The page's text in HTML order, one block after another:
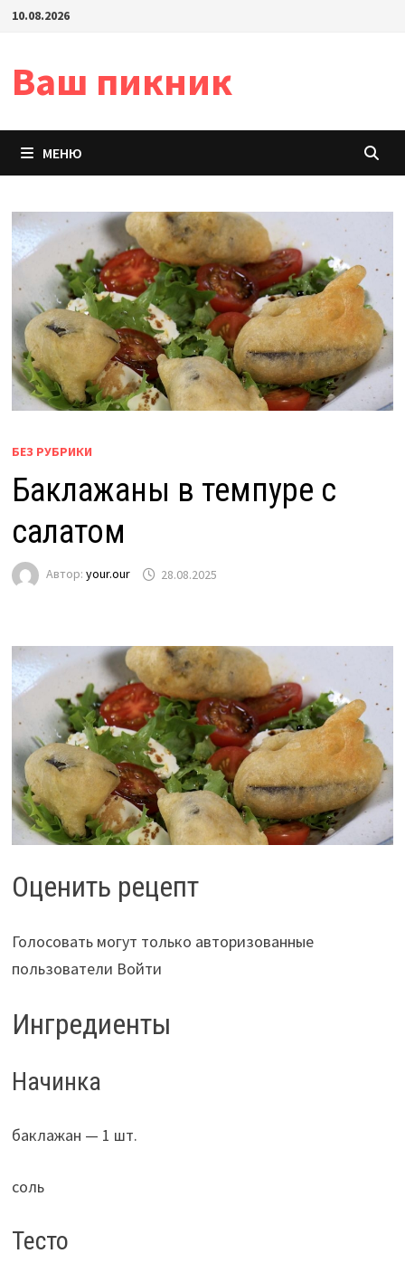
Перейти
10.08.2026
Ваш пикник
МЕНЮ
БЕЗ РУБРИКИ
Баклажаны в темпуре с
салатом
Автор: your.our 28.08.2025
Оценить рецепт
Голосовать могут только авторизованные
пользователи Войти
Ингредиенты
Начинка
баклажан — 1 шт.
соль
Тесто